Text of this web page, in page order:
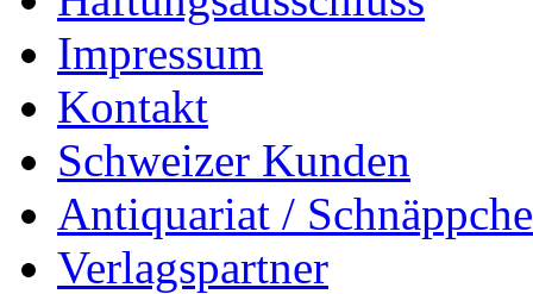
Impressum
Kontakt
Schweizer Kunden
Antiquariat /
Verlagspartner